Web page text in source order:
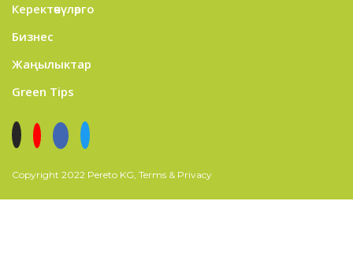
Керектөөчүлөрго
Бизнес
Жаңылыктар
Green Tips
Copyright 2022 Pereto KG, Terms & Privacy